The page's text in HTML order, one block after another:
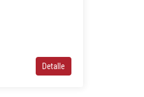
Detalle